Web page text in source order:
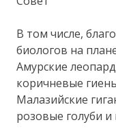
В том числе,
биологов на
Амурские
коричневые
Малазийские
розовые голуби